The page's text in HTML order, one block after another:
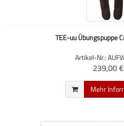
TEE-uu Übungspuppe
Artikel-Nr.:
239,00
Mehr